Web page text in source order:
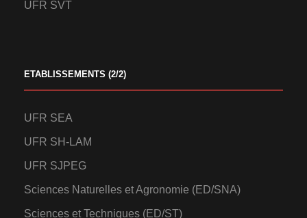
UFR SVT
ETABLISSEMENTS (2/2)
UFR SEA
UFR SH-LAM
UFR SJPEG
Sciences Naturelles et Agronomie (ED/SNA)
Sciences et Techniques (ED/ST)